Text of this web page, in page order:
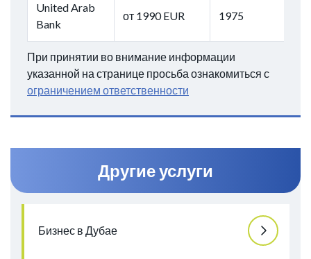
United Arab
Bank
от 1990 EUR 1975
При принятии во внимание информации
указанной на странице просьба ознакомиться с
ограничением ответственности
Другие услуги
Бизнес в Дубае